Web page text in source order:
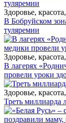
Здоровье,
В Бобруйском
туляремии
Здоровье,
В лагерях
провели уроки
Здоровье,
Треть миллиарда